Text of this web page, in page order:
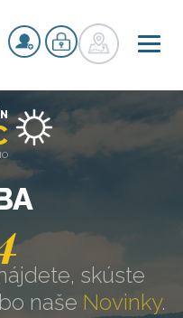
skúste
naše Novinky.